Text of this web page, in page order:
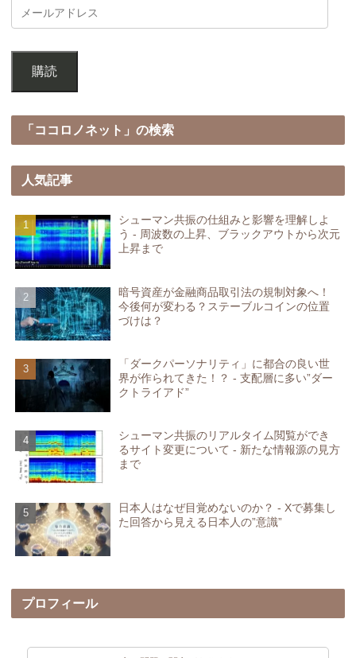
購読
「ココロノネット」の検索
人気記事
シューマン共振の仕組みと影響を理解しよ
う - 周波数の上昇、ブラックアウトから次元
上昇まで
暗号資産が金融商品取引法の規制対象へ！
今後何が変わる？ステーブルコインの位置
づけは？
「ダークパーソナリティ」に都合の良い世
界が作られてきた！？ - 支配層に多い”ダー
クトライアド”
シューマン共振のリアルタイム閲覧ができ
るサイト変更について - 新たな情報源の見方
まで
日本人はなぜ目覚めないのか？ - Xで募集し
た回答から見える日本人の”意識”
プロフィール